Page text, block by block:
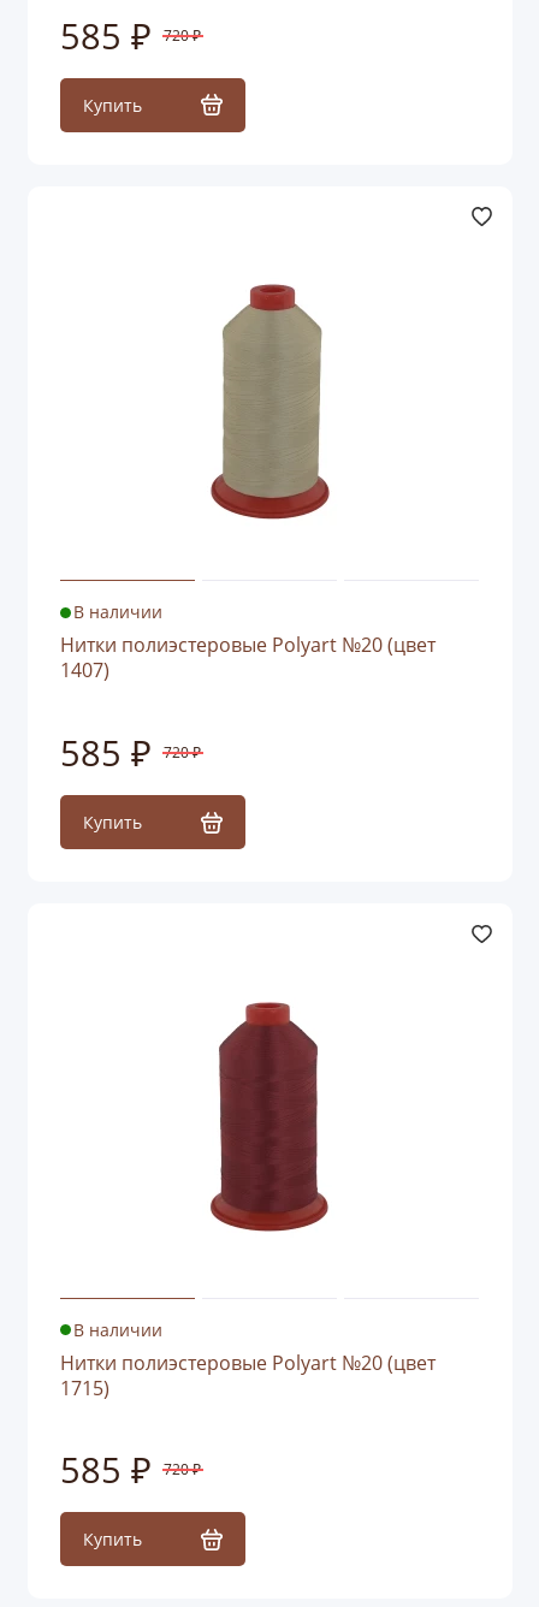
585 ₽ 720 ₽
Купить
В наличии
Нитки полиэстеровые Polyart №20 (цвет
1407)
585 ₽ 720 ₽
Купить
В наличии
Нитки полиэстеровые Polyart №20 (цвет
1715)
585 ₽ 720 ₽
Купить